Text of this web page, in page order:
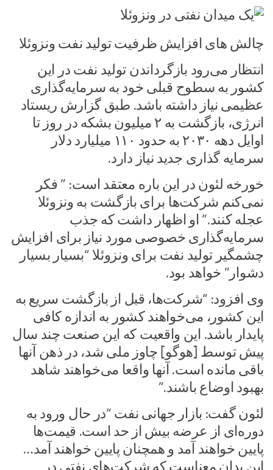
چالش های افزایش ظرفیت تولید نفت ونزوئلا
انتظار می‌رود بازگرداندن تولید نفت در این
کشور به سطوح قبلی خود به سرمایه‌گذاری
عظیمی نیاز داشته باشد. طبق گزارش ریستاد
انرژی، بازگشت به ۲ میلیون بشکه در روز تا
اوایل دهه ۲۰۳۰ به حدود ۱۱۰ میلیارد دلار
سرمایه گذاری جدید نیاز دارد.
خورخه لئون در این باره معتقد است: ” فکر
نمی‌کنم شرکت‌ها برای بازگشت به ونزوئلا
عجله کنند.” او اظهار داشت که جذب
سرمایه‌گذاری خصوصی مورد نیاز برای افزایش
چشمگیر تولید نفت برای ونزوئلا “بسیار بسیار
دشوار” خواهد بود.
وی افزود: “شرکت‌ها، قبل از بازگشت سریع به
این کشور، می‌خواهند کشور به اندازه کافی
پایدار باشد. این واقعیت که این صنعت چند سال
پیش توسط [هوگو] چاوز ملی شد، در ذهن آنها
باقی مانده است. آنها واقعا می‌خواهند شاهد
بهبود اوضاع باشند.”
لئون گفت: بازار جهانی نفت “در حال ورود به
دوره‌ای از عرضه بیش از حد است. قیمت‌ها
پایین خواهند آمد و همچنان پایین خواهند آمد…
این بدان معناست که شرکت‌های نفتی در